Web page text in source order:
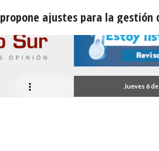
Jueves 6
ajustes para la
propone ajustes